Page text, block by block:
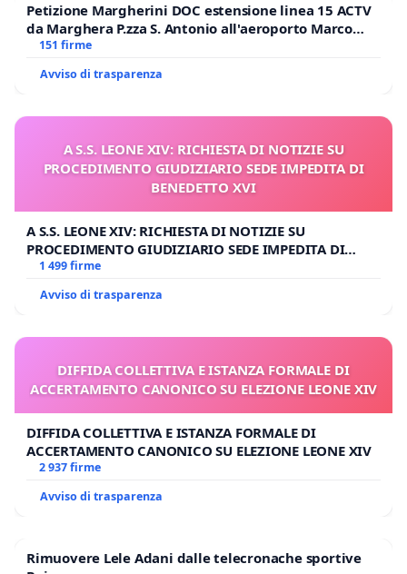
Petizione Margherini DOC estensione linea 15 ACTV
da Marghera P.zza S. Antonio all'aeroporto Marco
Polo tariffa a € 1,50
151 firme
Avviso di trasparenza
A S.S. LEONE XIV: RICHIESTA DI NOTIZIE SU
PROCEDIMENTO GIUDIZIARIO SEDE IMPEDITA DI
BENEDETTO XVI
A S.S. LEONE XIV: RICHIESTA DI NOTIZIE SU
PROCEDIMENTO GIUDIZIARIO SEDE IMPEDITA DI
BENEDETTO XVI
1 499 firme
Avviso di trasparenza
DIFFIDA COLLETTIVA E ISTANZA FORMALE DI
ACCERTAMENTO CANONICO SU ELEZIONE LEONE XIV
DIFFIDA COLLETTIVA E ISTANZA FORMALE DI
ACCERTAMENTO CANONICO SU ELEZIONE LEONE XIV
2 937 firme
Avviso di trasparenza
Rimuovere Lele Adani dalle telecronache sportive